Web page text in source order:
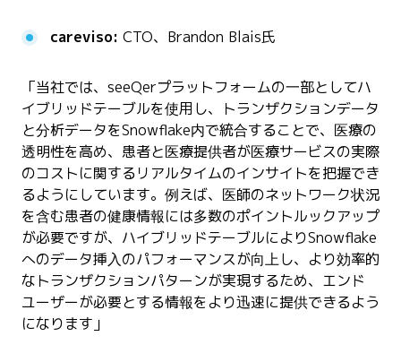
careviso: CTO、Brandon Blais氏
「当社では、seeQerプラットフォームの一部としてハ
イブリッドテーブルを使用し、トランザクションデータ
と分析データをSnowflake内で統合することで、医療の
透明性を高め、患者と医療提供者が医療サービスの実際
のコストに関するリアルタイムのインサイトを把握でき
るようにしています。例えば、医師のネットワーク状況
を含む患者の健康情報には多数のポイントルックアップ
が必要ですが、ハイブリッドテーブルによりSnowflake
へのデータ挿入のパフォーマンスが向上し、より効率的
なトランザクションパターンが実現するため、エンド
ユーザーが必要とする情報をより迅速に提供できるよう
になります」